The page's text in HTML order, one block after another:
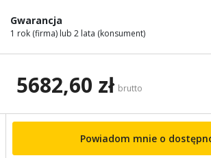
Gwarancja
1 rok (firma) lub 2 lata (konsument)
5682,60 zł brutto
Powiadom mnie o